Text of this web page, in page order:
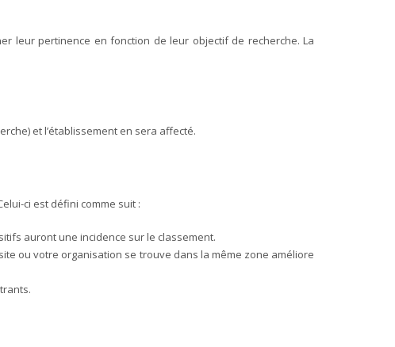
leur pertinence en fonction de leur objectif de recherche. La
et l’établissement en sera affecté.
ci est défini comme suit :
auront une incidence sur le classement.
ou votre organisation se trouve dans la même zone améliore